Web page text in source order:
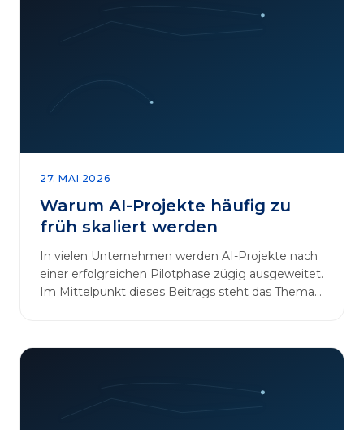
27. MAI 2026
Warum AI-Projekte häufig zu
früh skaliert werden
In vielen Unternehmen werden AI-Projekte nach
einer erfolgreichen Pilotphase zügig ausgeweitet.
Im Mittelpunkt dieses Beitrags steht das Thema